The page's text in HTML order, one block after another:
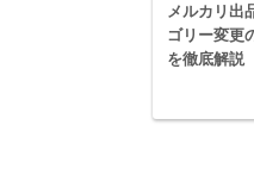
メルカリ出
ゴリー変更
を徹底解説